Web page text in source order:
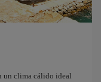
un clima cálido ideal